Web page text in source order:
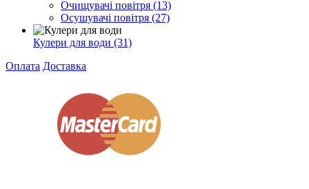
Очищувачі повітря (13)
Осушувачі повітря (27)
Кулери для води (31)
Оплата Доставка